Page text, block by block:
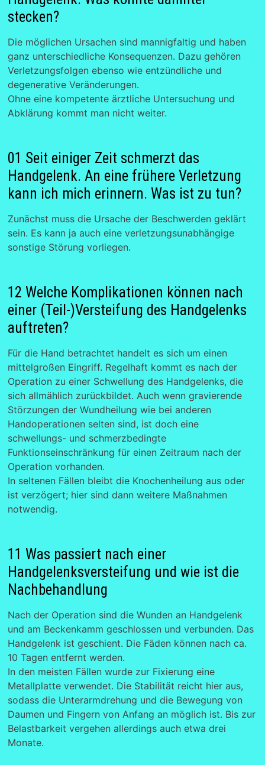
stecken?
Die möglichen Ursachen sind mannigfaltig und haben
ganz unterschiedliche Konsequenzen. Dazu gehören
Verletzungsfolgen ebenso wie entzündliche und
degenerative Veränderungen.
Ohne eine kompetente ärztliche Untersuchung und
Abklärung kommt man nicht weiter.
01 Seit einiger Zeit schmerzt das
Handgelenk. An eine frühere Verletzung
kann ich mich erinnern. Was ist zu tun?
Zunächst muss die Ursache der Beschwerden geklärt
sein. Es kann ja auch eine verletzungsunabhängige
sonstige Störung vorliegen.
12 Welche Komplikationen können nach
einer (Teil-)Versteifung des Handgelenks
auftreten?
Für die Hand betrachtet handelt es sich um einen
mittelgroßen Eingriff. Regelhaft kommt es nach der
Operation zu einer Schwellung des Handgelenks, die
sich allmählich zurückbildet. Auch wenn gravierende
Störzungen der Wundheilung wie bei anderen
Handoperationen selten sind, ist doch eine
schwellungs- und schmerzbedingte
Funktionseinschränkung für einen Zeitraum nach der
Operation vorhanden.
In seltenen Fällen bleibt die Knochenheilung aus oder
ist verzögert; hier sind dann weitere Maßnahmen
notwendig.
11 Was passiert nach einer
Handgelenksversteifung und wie ist die
Nachbehandlung
Nach der Operation sind die Wunden an Handgelenk
und am Beckenkamm geschlossen und verbunden. Das
Handgelenk ist geschient. Die Fäden können nach ca.
10 Tagen entfernt werden.
In den meisten Fällen wurde zur Fixierung eine
Metallplatte verwendet. Die Stabilität reicht hier aus,
sodass die Unterarmdrehung und die Bewegung von
Daumen und Fingern von Anfang an möglich ist. Bis zur
Belastbarkeit vergehen allerdings auch etwa drei
Monate.